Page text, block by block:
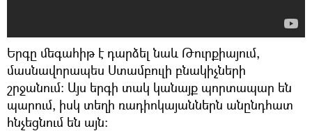
Երգը մեգահիթ է դարձել նաև Թուրքիայում,
մասնավորապես Ստամբուլի բնակիչների
շրջանում։ Այս երգի տակ կանայք պորտապար են
պարում, իսկ տեղի ռադիոկայաններն անընդհատ
հնչեցնում են այն։